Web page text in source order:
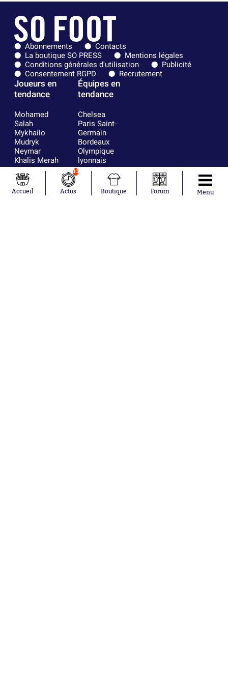
Abonnements
Contacts
La boutique SO PRESS
Mentions légales
Conditions générales d'utilisation
Publicité
Consentement RGPD
Recrutement
Joueurs en
tendance
Mohamed
Salah
Mykhailo
Mudryk
Neymar
Khalis Merah
Loïs Openda
Moussa
Niakhaté
Équipes en
tendance
Chelsea
Paris Saint-
Germain
Bordeaux
Olympique
lyonnais
FIFA
Real Madrid
RC Strasbourg
AC Milan
Accueil
10
Actus Boutique Forum Menu